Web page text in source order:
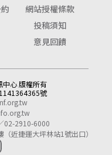
網站授權條款
投稿須知
意見回饋
心 版權所有
號
02-2910-6000
近捷運大坪林站1號出口）